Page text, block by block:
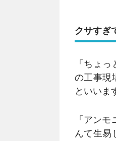
クサすぎ
「ちょ
の工事現
といいま
「アン
んて生易